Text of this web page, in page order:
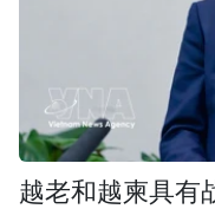
越老和越柬具有